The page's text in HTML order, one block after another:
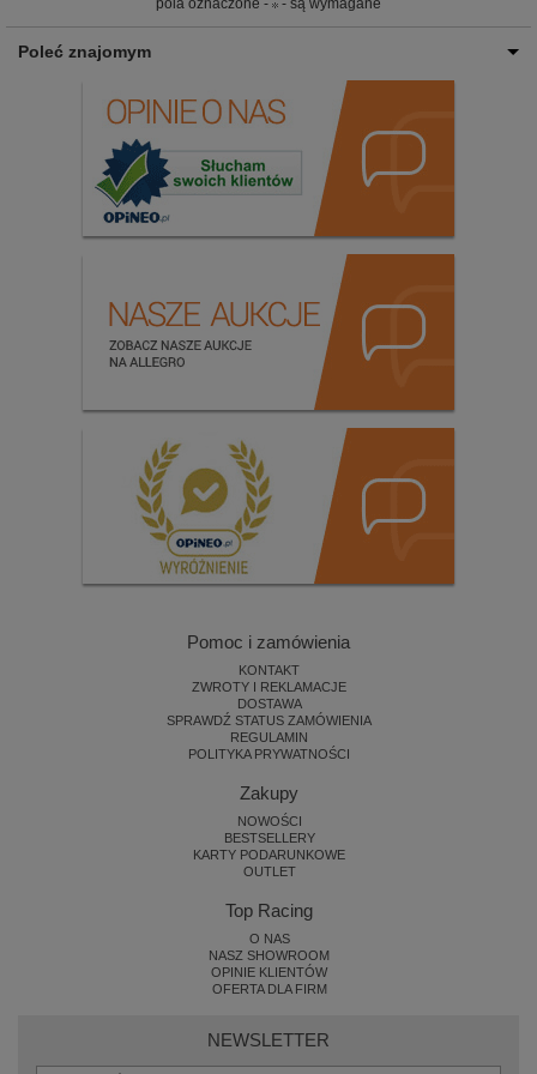
pola oznaczone - - są wymagane
Poleć znajomym
Pomoc i zamówienia
KONTAKT
ZWROTY I REKLAMACJE
DOSTAWA
SPRAWDŹ STATUS ZAMÓWIENIA
REGULAMIN
POLITYKA PRYWATNOŚCI
Zakupy
NOWOŚCI
BESTSELLERY
KARTY PODARUNKOWE
OUTLET
Top Racing
O NAS
NASZ SHOWROOM
OPINIE KLIENTÓW
OFERTA DLA FIRM
NEWSLETTER